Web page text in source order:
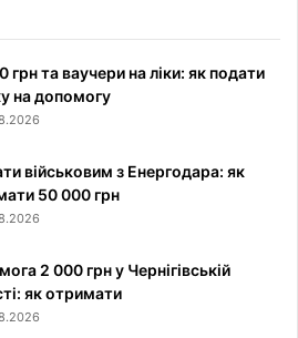
грн та ваучери на ліки: як подати
на допомогу
військовим з Енергодара: як
50 000 грн
2 000 грн у Чернігівській
як отримати